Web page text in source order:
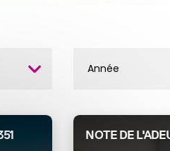
Année
NOTE DE